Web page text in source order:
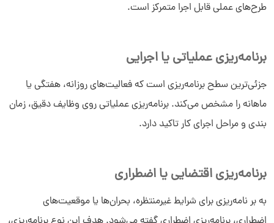
طرح‌های عملی قابل اجرا متمرکز است.
برنامه‌ریزی عملیاتی یا اجرایی
جزئی‌ترین سطح برنامه‌ریزی است که فعالیت‌های روزانه، هفتگی یا
ماهانه را مشخص می‌کند. برنامه‌ریزی عملیاتی روی وظایف دقیق، زمان
بندی و مراحل اجرای کار تاکید دارد.
برنامه‌ریزی اقتضایی یا اضطراری
به بر نامه‌ریزی برای شرایط غیرمنتظره، بحران‌ها یا موقعیت‌های